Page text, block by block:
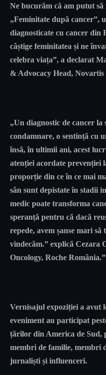
Ne bucurăm că am putut
„Feminitate după cancer”,
diagnosticate cu cancer din
câștige feminitatea și ne
celebra viața”, a declarat
& Advocacy Head, Novartis
„Un diagnostic de cancer la
condamnare, o sentință cu
însă, în ultimii ani, acest
atenției acordate prevenției
proporție din ce în ce mai
sân sunt depistate în stadii
medic poate transforma
speranță pentru că dacă
repede, avem șanse mari să
vindecăm.” explică Cezara
Oncology, Roche România.”
Vernisajul expoziției a avut
eveniment au participat
țărilor din America de Sud,
membri de familie, membri
jurnaliști și influenceri.